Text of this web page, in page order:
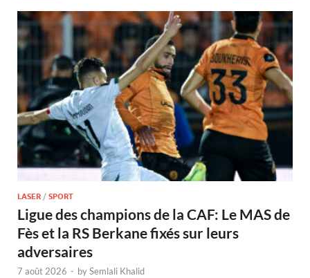
LASER / SPORT
Ligue des champions de la CAF: Le MAS de
Fès et la RS Berkane fixés sur leurs
adversaires
7 août 2026 - bySemlali Khalid